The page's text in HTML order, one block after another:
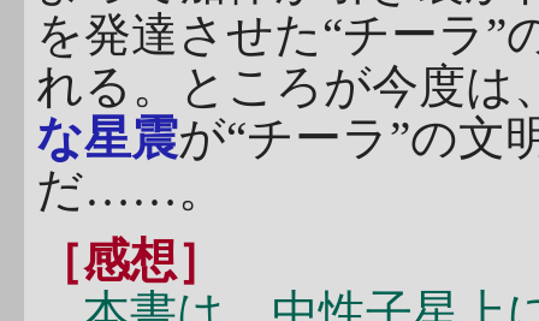
を発達させた“チーラ”
れる。ところが今度は
な星震が“チーラ”の文
だ……。
［感想］